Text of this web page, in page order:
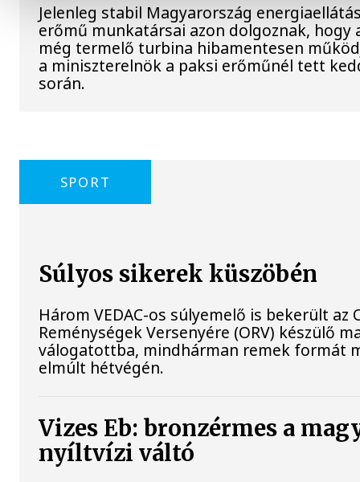
Jelenleg stabil Magyarország
erőmű munkatársai azon dolgoznak, hogy
még termelő turbina hibamentesen
a miniszterelnök a paksi erőműnél tett
során.
SPORT
Súlyos sikerek küszöbén
Három VEDAC-os súlyemelő is bekerült az
Reménységek Versenyére (ORV) készülő
válogatottba, mindhárman remek formát
elmúlt hétvégén.
Vizes Eb: bronzérmes a
nyíltvízi váltó